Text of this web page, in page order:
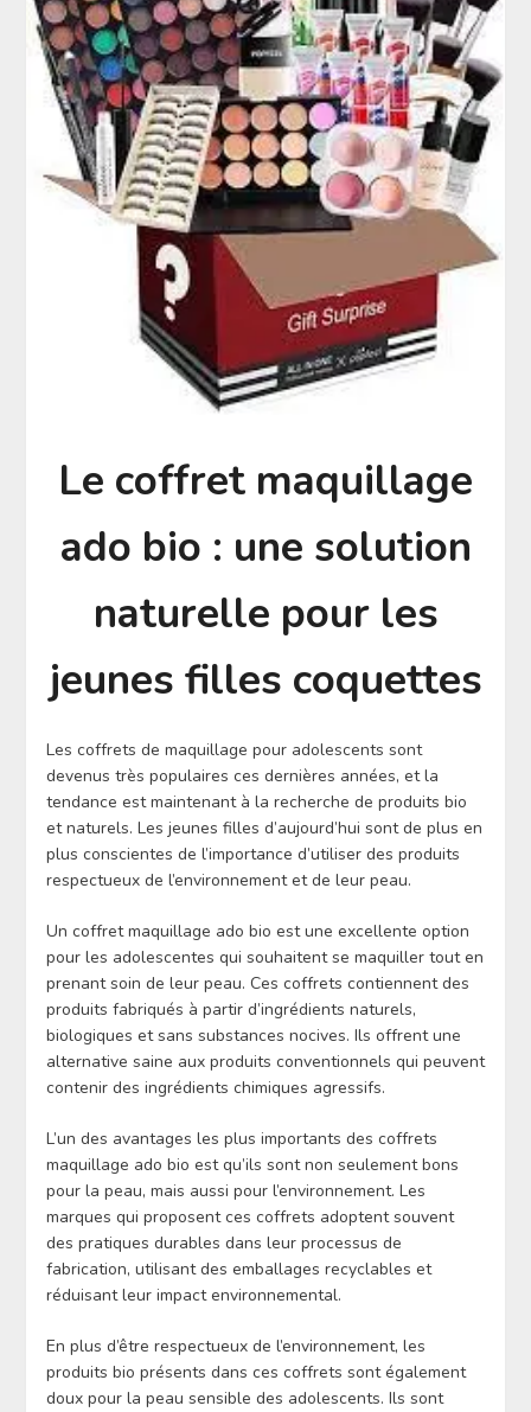
Le coffret maquillage
ado bio : une solution
naturelle pour les
jeunes filles coquettes
Les coffrets de maquillage pour adolescents sont
devenus très populaires ces dernières années, et la
tendance est maintenant à la recherche de produits bio
et naturels. Les jeunes filles d’aujourd’hui sont de plus en
plus conscientes de l’importance d’utiliser des produits
respectueux de l’environnement et de leur peau.
Un coffret maquillage ado bio est une excellente option
pour les adolescentes qui souhaitent se maquiller tout en
prenant soin de leur peau. Ces coffrets contiennent des
produits fabriqués à partir d’ingrédients naturels,
biologiques et sans substances nocives. Ils offrent une
alternative saine aux produits conventionnels qui peuvent
contenir des ingrédients chimiques agressifs.
L’un des avantages les plus importants des coffrets
maquillage ado bio est qu’ils sont non seulement bons
pour la peau, mais aussi pour l’environnement. Les
marques qui proposent ces coffrets adoptent souvent
des pratiques durables dans leur processus de
fabrication, utilisant des emballages recyclables et
réduisant leur impact environnemental.
En plus d’être respectueux de l’environnement, les
produits bio présents dans ces coffrets sont également
doux pour la peau sensible des adolescents. Ils sont